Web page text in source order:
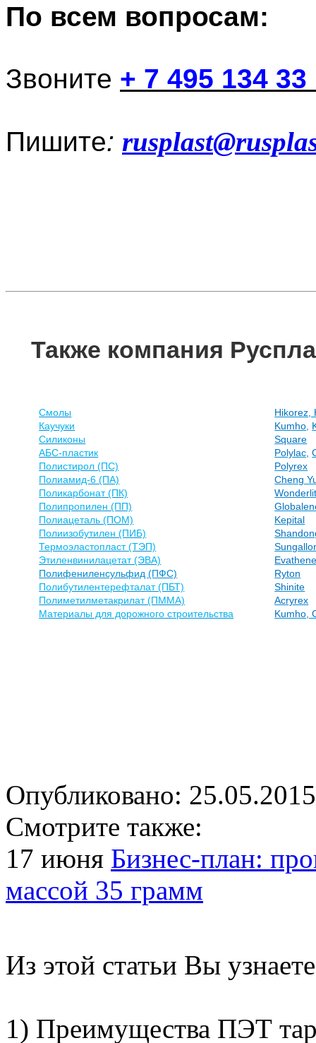
По всем вопросам:
Звоните + 7 495 134 33
Пишите: rusplast
Также компания
Смолы
Каучуки
Силиконы
АБС-пластик
Полистирол (ПС)
Полиамид-6 (ПА)
Поликарбонат (ПК)
Полипропилен (ПП)
Полиацеталь (ПОМ)
Полиизобутилен (ПИБ)
Термоэластопласт (ТЭП)
Этиленвинилацетат (ЭВА)
Полифениленсульфид (ПФС)
Полибутилентерефталат (ПБТ)
Полиметилметакрилат (ПММА)
Материалы для дорожного строительства
Hikorez,
Kumho
Square
Polylac,
Polyrex
Cheng
Kepital
Ryton
Shinite
Acryrex
Kumho,
Опубликовано: 25.05.2015
Смотрите также:
17 июня Бизнес-план:
массой 35 грамм
Из этой статьи Вы
1) Преимущества ПЭТ